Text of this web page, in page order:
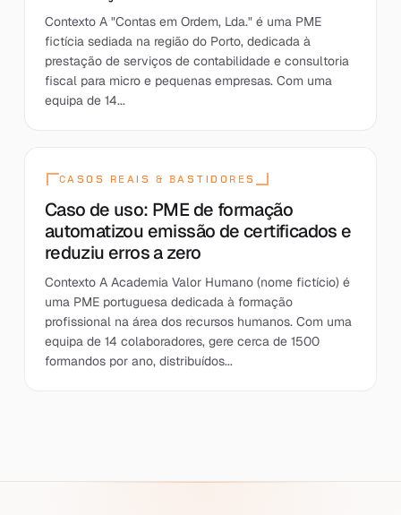
Contexto A "Contas em Ordem, Lda." é uma PME
fictícia sediada na região do Porto, dedicada à
prestação de serviços de contabilidade e consultoria
fiscal para micro e pequenas empresas. Com uma
equipa de 14...
CASOS REAIS & BASTIDORES
Caso de uso: PME de formação
automatizou emissão de certificados e
reduziu erros a zero
Contexto A Academia Valor Humano (nome fictício) é
uma PME portuguesa dedicada à formação
profissional na área dos recursos humanos. Com uma
equipa de 14 colaboradores, gere cerca de 1500
formandos por ano, distribuídos...